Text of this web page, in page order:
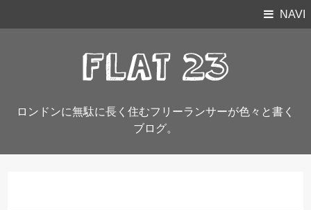
NAVI
ロンドンに無駄に長く住むフリーランサーが色々と書く
ブログ。